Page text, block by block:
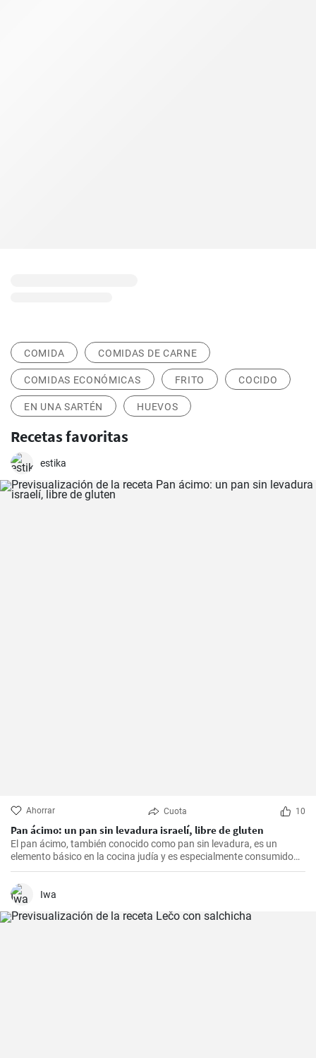
COMIDA COMIDAS DE CARNE
COMIDAS ECONÓMICAS FRITO COCIDO
EN UNA SARTÉN HUEVOS
Recetas favoritas
estika
Ahorrar Cuota 10
Pan ácimo: un pan sin levadura israelí, libre de gluten
El pan ácimo, también conocido como pan sin levadura, es un
elemento básico en la cocina judía y es especialmente consumido
durante Pesaj. En esta receta, te mostraré cómo hacer tu propio
pan ácimo casero de manera sencilla y deliciosa.
Iwa